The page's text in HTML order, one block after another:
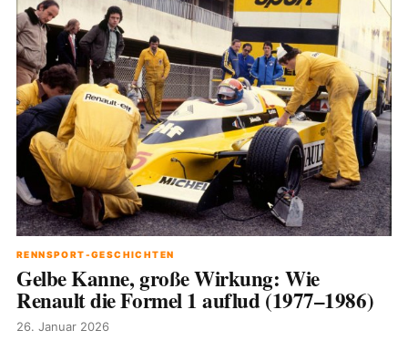
RENNSPORT-GESCHICHTEN
Gelbe Kanne, große Wirkung: Wie
Renault die Formel 1 auflud (1977–1986)
26. Januar 2026